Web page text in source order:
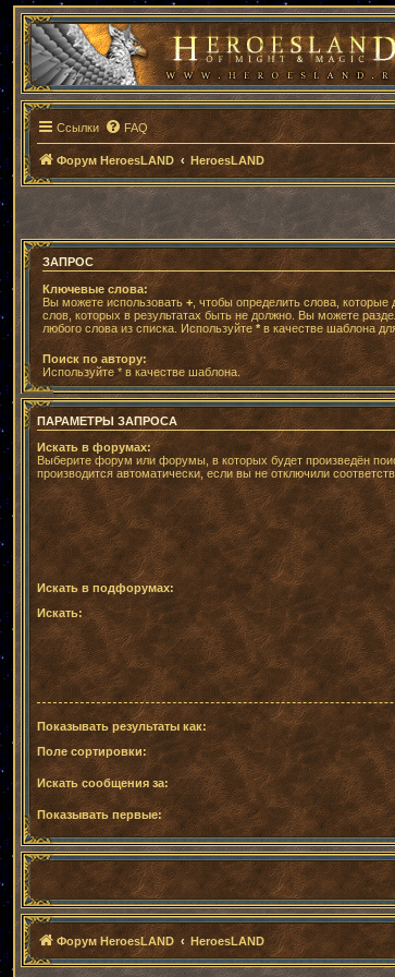
Ссылки FAQ
Форум HeroesLAND HeroesLAND
ЗАПРОС
Ключевые слова:
Вы можете использовать + , чтобы определить слова,
слов, которых в результатах быть не должно. Вы можете
любого слова из списка. Используйте*в качестве шаблона
Поиск по автору:
Используйте * в качестве шаблона.
ПАРАМЕТРЫ ЗАПРОСА
Искать в форумах:
Выберите форум или форумы, в которых будет произведён
производится автоматически, если вы не отключили
Искать в подфорумах:
Искать:
Показывать результаты как:
Поле сортировки:
Искать сообщения за:
Показывать первые:
Форум HeroesLAND HeroesLAND